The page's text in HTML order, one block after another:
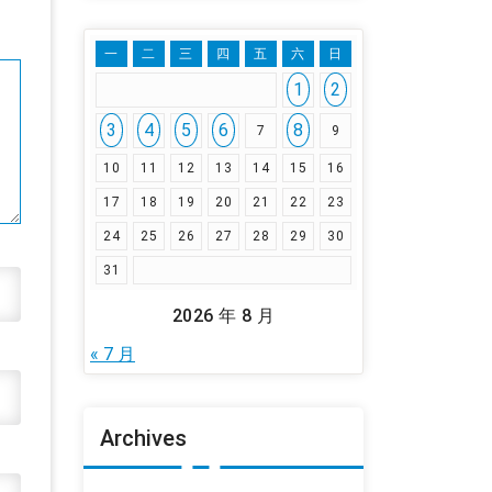
2026 年 8 月
一 二 三 四 五 六 日
1
2
3
4 5 6 7 8 9
10 11 12 13 14 15 16
17 18 19 20 21 22 23
24 25 26 27 28 29 30
31
« 7 月
Archives